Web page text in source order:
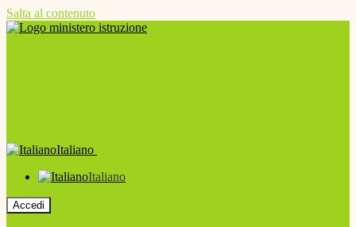
Salta al contenuto
Italiano
Italiano
Accedi